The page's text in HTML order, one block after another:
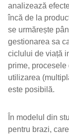
analizează
încă de la
se urmărește
gestionarea sa
ciclului de viață
prime,
utilizarea
este posibilă.
În modelul din
pentru brazi,